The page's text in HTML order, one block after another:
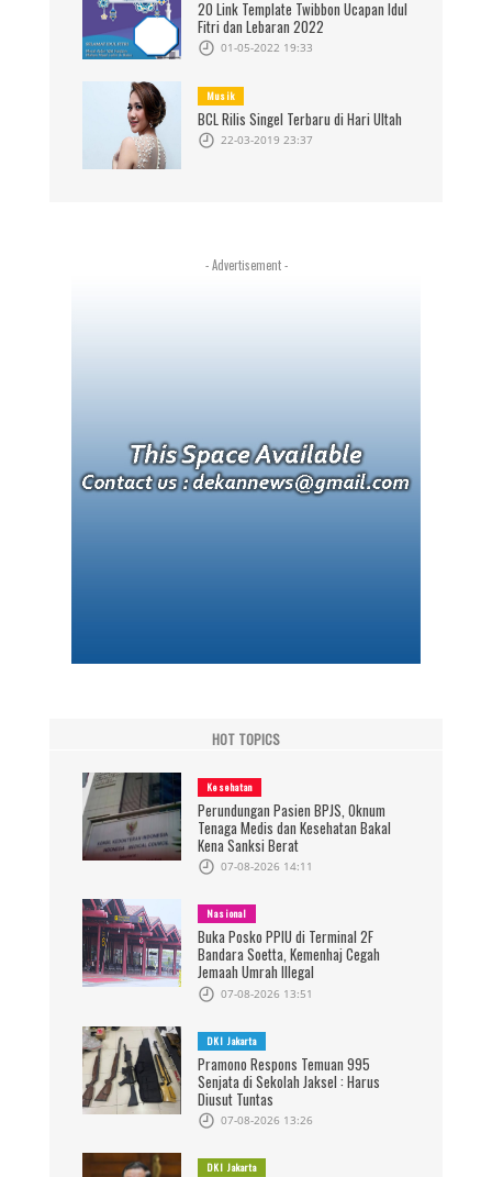
20 Link Template Twibbon Ucapan Idul
Fitri dan Lebaran 2022
01-05-2022 19:33
Musik
BCL Rilis Singel Terbaru di Hari Ultah
22-03-2019 23:37
- Advertisement -
HOT TOPICS
Kesehatan
Perundungan Pasien BPJS, Oknum
Tenaga Medis dan Kesehatan Bakal
Kena Sanksi Berat
07-08-2026 14:11
Nasional
Buka Posko PPIU di Terminal 2F
Bandara Soetta, Kemenhaj Cegah
Jemaah Umrah Illegal
07-08-2026 13:51
DKI Jakarta
Pramono Respons Temuan 995
Senjata di Sekolah Jaksel : Harus
Diusut Tuntas
07-08-2026 13:26
DKI Jakarta